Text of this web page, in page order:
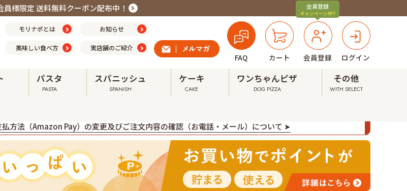
員様限定 送料無料クーポン配布中！
モリナポとは お知らせ
美味しい食べ方 実店舗のご紹介
FAQ カート 会員登録
会員登録
キャンペーン中!!
ログイン
パスタ
PASTA
スパニッシュ
SPANISH
ケーキ
CAKE
ワンちゃんピザ
DOG PIZZA
その他
WITH SELECT
送への影響について ➤
方法（Amazon Pay）の変更及びご注文内容の確認（お電話・メール）について ➤